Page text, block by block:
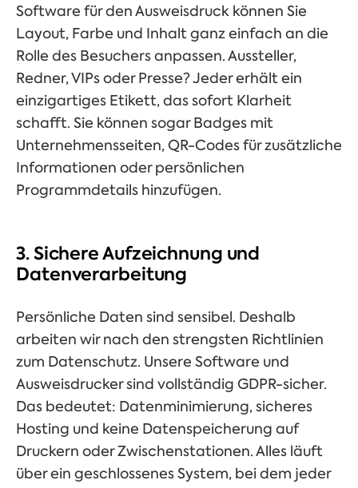
Software für den Ausweisdruck können Sie
Layout, Farbe und Inhalt ganz einfach an die
Rolle des Besuchers anpassen. Aussteller,
Redner, VIPs oder Presse? Jeder erhält ein
einzigartiges Etikett, das sofort Klarheit
schafft. Sie können sogar Badges mit
Unternehmensseiten, QR-Codes für zusätzliche
Informationen oder persönlichen
Programmdetails hinzufügen.
3. Sichere Aufzeichnung und
Datenverarbeitung
Persönliche Daten sind sensibel. Deshalb
arbeiten wir nach den strengsten Richtlinien
zum Datenschutz. Unsere Software und
Ausweisdrucker sind vollständig GDPR-sicher.
Das bedeutet: Datenminimierung, sicheres
Hosting und keine Datenspeicherung auf
Druckern oder Zwischenstationen. Alles läuft
über ein geschlossenes System, bei dem jeder